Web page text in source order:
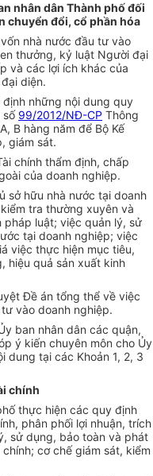
nhân dân Thành phố đối
chuyển đổi, cổ phần hóa
nhà nước đầu tư vào
thưởng, kỷ luật Người đại
và các lợi ích khác của
diện.
những nội dung quy
số 99/2012/NĐ-CP Thông
B hàng năm để Bộ Kế
giám sát.
chính thẩm định, chấp
của doanh nghiệp.
sở hữu nhà nước tại doanh
tra thường xuyên và
luật; việc quản lý, sử
tại doanh nghiệp; việc
việc thực hiện mục tiêu,
hiệu quả sản xuất kinh
Đề án tổng thể về việc
vào doanh nghiệp.
ban nhân dân các quận,
ý kiến chuyên môn cho Ủy
dung tại các Khoản 1, 2, 3
chính
thực hiện các quy định
phân phối lợi nhuận, trích
sử dụng, bảo toàn và phát
cơ chế giám sát, kiểm